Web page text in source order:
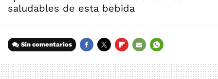
saludables de esta bebida
Sin comentarios
MAIL